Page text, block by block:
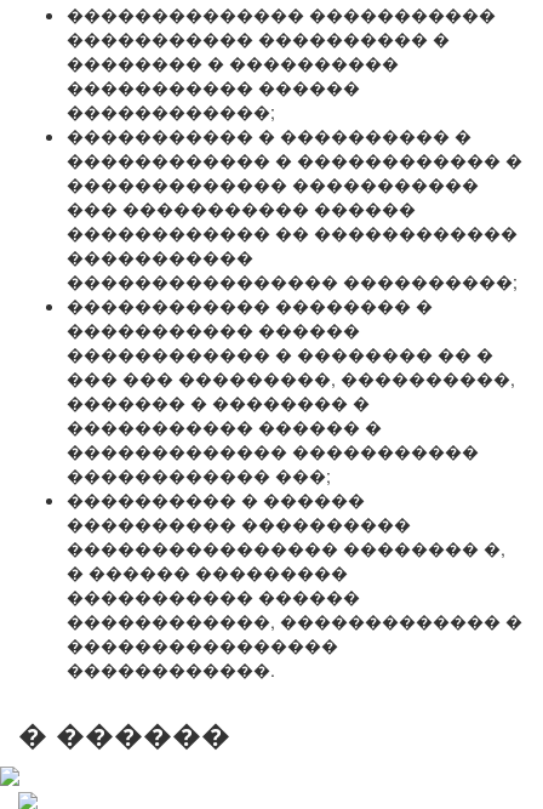
�������������� �����������
����������� ���������� �
�������� � ����������
����������� ������
������������;
����������� � ���������� �
������������ � ������������ �
������������� �����������
��� ����������� ������
������������ �� ������������
�����������
���������������� ����������;
������������ �������� �
����������� ������
������������ � �������� �� �
��� ��� ���������, ����������,
������� � �������� �
����������� ������ �
������������� �����������
������������ ���;
���������� � ������
���������� ����������
���������������� �������� �,
� ������ ���������
����������� ������
������������, ������������� �
����������������
������������.
� ������